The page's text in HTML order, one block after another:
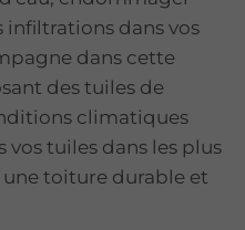
infiltrations dans vos
dans cette
des tuiles de
climatiques
vos tuiles dans les plus
toiture durable et